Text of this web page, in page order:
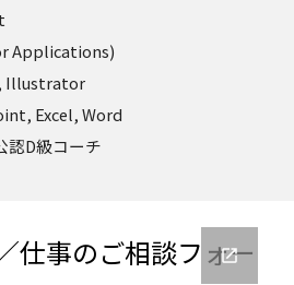
Applications)
Illustrator
Excel, Word
認D級コーチ